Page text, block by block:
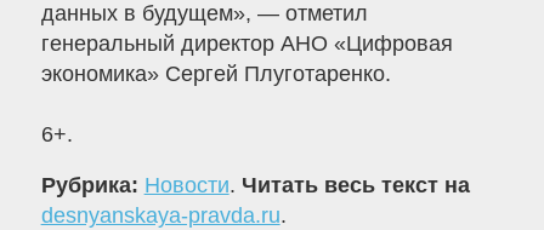
данных в будущем», — отметил
генеральный директор АНО «Цифровая
экономика» Сергей Плуготаренко.
6+.
Рубрика: Новости. Читать весь текст на
desnyanskaya-pravda.ru.